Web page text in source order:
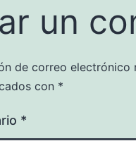
un
de correo electrónico
con *
*